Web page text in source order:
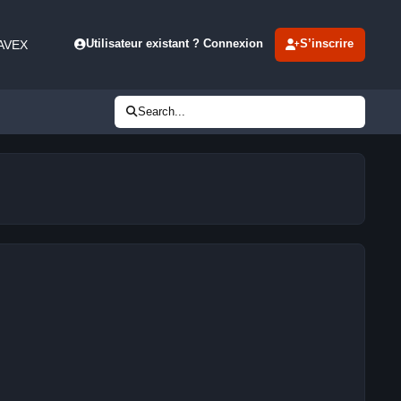
Utilisateur existant ? Connexion S’inscrire
Search...